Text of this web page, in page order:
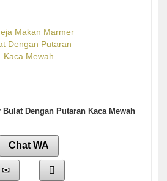
Bulat Dengan Putaran Kaca Mewah
Chat WA